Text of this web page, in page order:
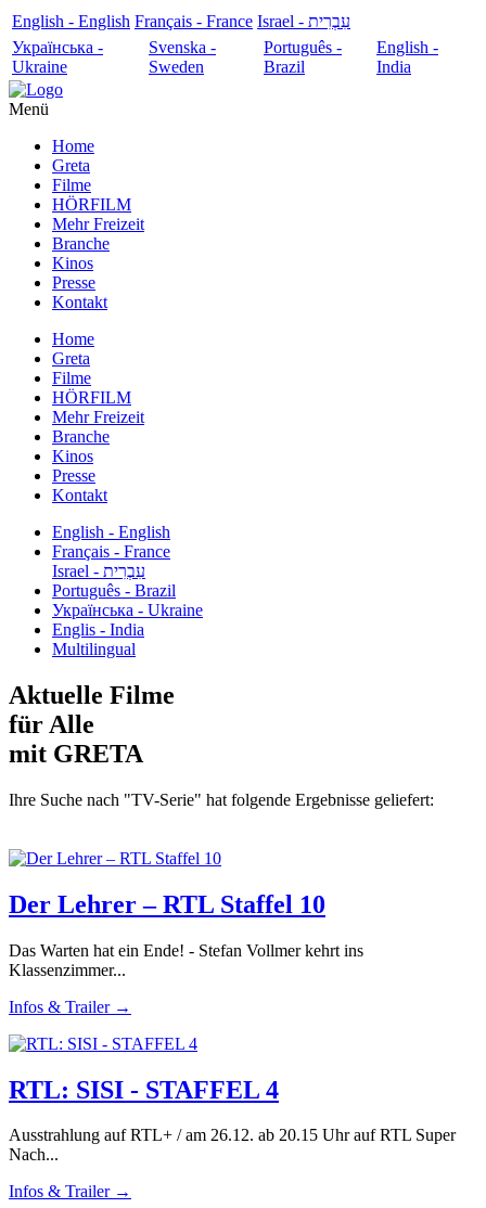
English - English Français - France
עִבְרִית - Israel
Українська -
Ukraine
Svenska -
Sweden
Português -
Brazil
English -
India
Menü
Home
Greta
Filme
HÖRFILM
Mehr Freizeit
Branche
Kinos
Presse
Kontakt
Home
Greta
Filme
HÖRFILM
Mehr Freizeit
Branche
Kinos
Presse
Kontakt
English - English
Français - France
עִבְרִית - Israel
Português - Brazil
Українська - Ukraine
Englis - India
Multilingual
Aktuelle Filme
für Alle
mit GRETA
Ihre Suche nach "TV-Serie" hat folgende Ergebnisse geliefert:
Der Lehrer – RTL Staffel 10
Das Warten hat ein Ende! - Stefan Vollmer kehrt ins
Klassenzimmer...
Infos & Trailer →
RTL: SISI - STAFFEL 4
Ausstrahlung auf RTL+ / am 26.12. ab 20.15 Uhr auf RTL Super
Nach...
Infos & Trailer →